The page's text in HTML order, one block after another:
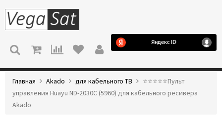
МЕНЮ
Главная Akado для кабельного ТВ
⭐️⭐️⭐️⭐️⭐️Пульт
управления Huayu ND-2030C (5960) для кабельного ресивера
Akado